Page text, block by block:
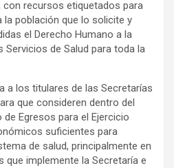
con recursos etiquetados para
población que lo solicite y
el Derecho Humano a la
de Salud para toda la
a los titulares de las Secretarías
que consideren dentro del
Egresos para el Ejercicio
suficientes para
de salud, principalmente en
que implemente la Secretaría e